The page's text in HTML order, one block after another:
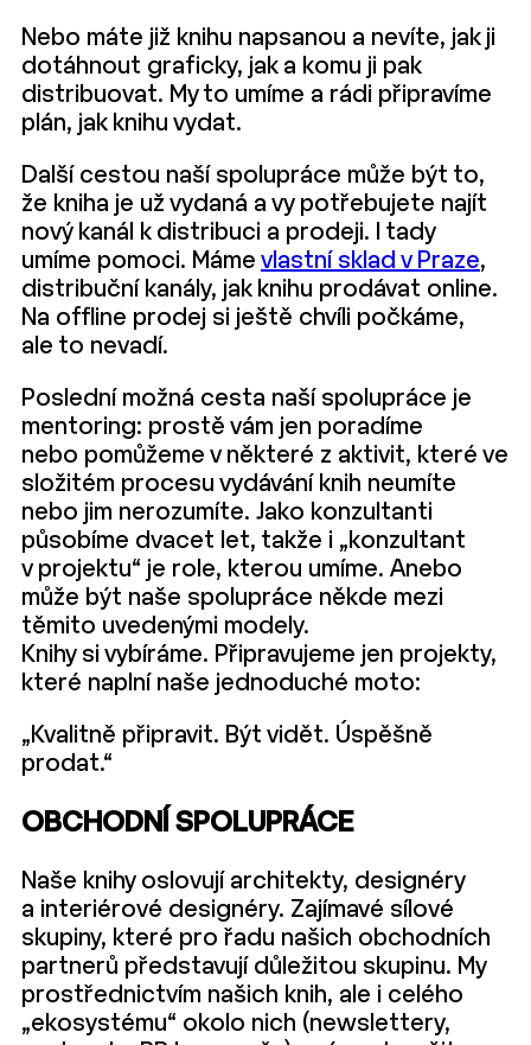
Nebo máte již knihu napsanou a nevíte, jak ji
dotáhnout graficky, jak a komu ji pak
distribuovat. My to umíme a rádi připravíme
plán, jak knihu vydat.
Další cestou naší spolupráce může být to,
že kniha je už vydaná a vy potřebujete najít
nový kanál k distribuci a prodeji. I tady
umíme pomoci. Máme vlastní sklad v Praze,
distribuční kanály, jak knihu prodávat online.
Na offline prodej si ještě chvíli počkáme,
ale to nevadí.
Poslední možná cesta naší spolupráce je
mentoring: prostě vám jen poradíme
nebo pomůžeme v některé z aktivit, které ve
složitém procesu vydávání knih neumíte
nebo jim nerozumíte. Jako konzultanti
působíme dvacet let, takže i „konzultant
v projektu“ je role, kterou umíme. Anebo
může být naše spolupráce někde mezi
těmito uvedenými modely.
Knihy si vybíráme. Připravujeme jen projekty,
které naplní naše jednoduché moto:
„Kvalitně připravit. Být vidět. Úspěšně
prodat.“
OBCHODNÍ SPOLUPRÁCE
Naše knihy oslovují architekty, designéry
a interiérové designéry. Zajímavé sílové
skupiny, které pro řadu našich obchodních
partnerů představují důležitou skupinu. My
prostřednictvím našich knih, ale i celého
„ekosystému“ okolo nich (newslettery,